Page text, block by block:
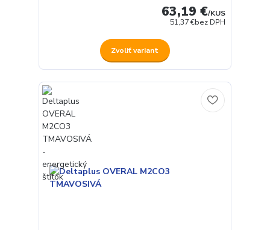
63,19 €/KUS
51,37 €bez DPH
Zvoliť variant